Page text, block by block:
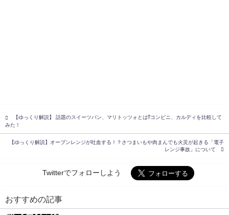
【ゆっくり解説】 話題のスイーツパン、マリトッツォとは⁉︎コンビニ、カルディを比較して
みた！
【ゆっくり解説】オーブンレンジが吐血する！？さつまいもや肉まんでも火災が起きる「電子
レンジ事故」について
Twitterでフォローしよう
おすすめの記事